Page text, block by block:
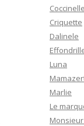
Criquette
Dalinele
Luna
Marlie
Le